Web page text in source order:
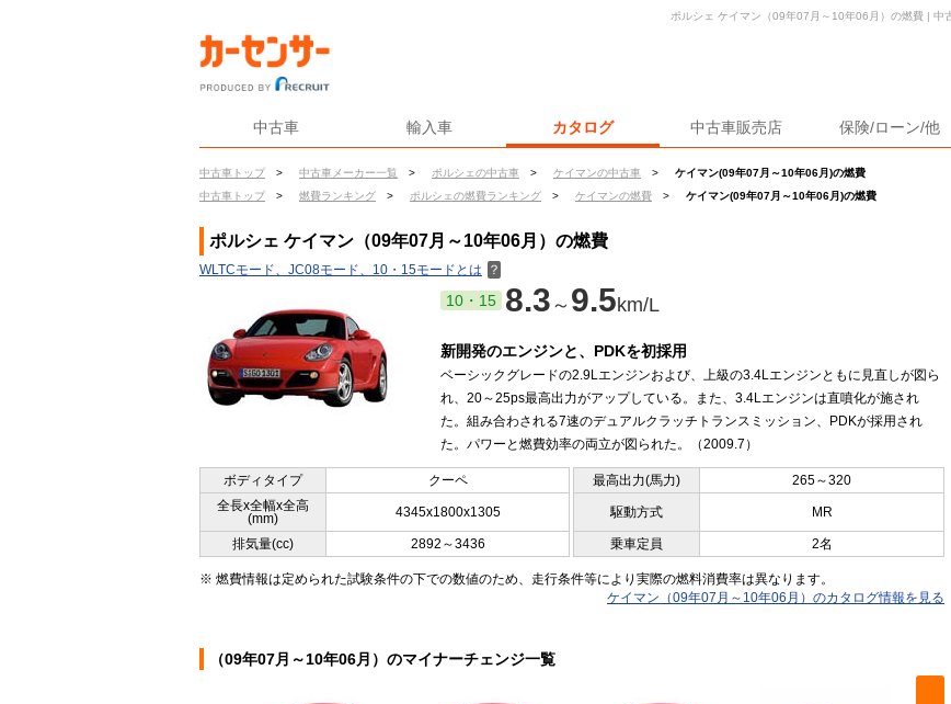
中古車 輸入車 カタログ 中古車販売店 保険/ローン/他
中古車トップ > 中古車メーカー一覧 > ポルシェの中古車 > ケイマンの中古車 >
ケイマン(09年07月～10年06月)の燃費
中古車トップ
> 燃費ランキング > ポルシェの燃費ランキング > ケイマンの燃費 > ケイマン(09年07月～10年06月)の燃費
ポルシェ ケイマン（09年07月～10年06月）の燃費 | 中
ポルシェ ケイマン（09年07月～10年06月）の燃費
WLTCモード、JC08モード、10・15モードとは ？
10・15 8.3 ～ 9.5km/L
新開発のエンジンと、PDKを初採用
ベーシックグレードの2.9Lエンジンおよび、上級の3.4Lエンジンともに見直しが図ら
れ、20～25ps最高出力がアップしている。また、3.4Lエンジンは直噴化が施され
た。組み合わされる7速のデュアルクラッチトランスミッション、PDKが採用され
た。パワーと燃費効率の両立が図られた。（2009.7）
ボディタイプ クーペ 最高出力(馬力)
265～320
全長x全幅x全高
(mm)
4345x1800x1305 駆動方式 MR
排気量(cc) 2892～3436 乗車定員 2名
※ 燃費情報は定められた試験条件の下での数値のため、走行条件等により実際の燃料消費率は異なります。
ケイマン（09年07月～10年06月）のカタログ情報を見る
（09年07月～10年06月）のマイナーチェンジ一覧